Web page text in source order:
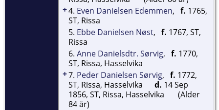
+4. Even Danielsen Edemmen, f. 1765,
ST, Rissa
5. Ebbe Danielsen Nøst, f. 1767, ST,
Rissa
6. Anne Danielsdtr. Sørvig, f. 1770,
ST, Rissa, Hasselvika
+7. Peder Danielsen Sørvig, f. 1772,
ST, Rissa, Hasselvika
d. 14 Sep
1856, ST, Rissa, Hasselvika
(Alder
84 år)